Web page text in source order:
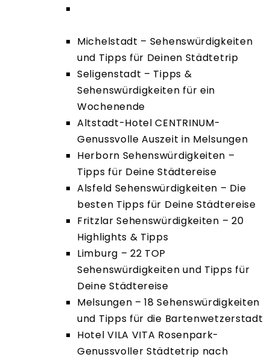
Michelstadt – Sehenswürdigkeiten
und Tipps für Deinen Städtetrip
Seligenstadt – Tipps &
Sehenswürdigkeiten für ein
Wochenende
Altstadt-Hotel CENTRINUM-
Genussvolle Auszeit in Melsungen
Herborn Sehenswürdigkeiten –
Tipps für Deine Städtereise
Alsfeld Sehenswürdigkeiten – Die
besten Tipps für Deine Städtereise
Fritzlar Sehenswürdigkeiten – 20
Highlights & Tipps
Limburg – 22 TOP
Sehenswürdigkeiten und Tipps für
Deine Städtereise
Melsungen – 18 Sehenswürdigkeiten
und Tipps für die Bartenwetzerstadt
Hotel VILA VITA Rosenpark-
Genussvoller Städtetrip nach